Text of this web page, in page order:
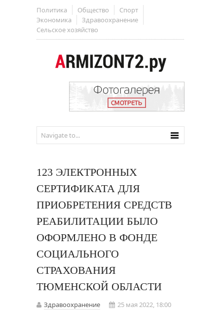
Политика Общество
Спорт
Экономика
Здравоохранение
Сельское хозяйство
123 ЭЛЕКТРОННЫХ
СЕРТИФИКАТА ДЛЯ
ПРИОБРЕТЕНИЯ СРЕДСТВ
РЕАБИЛИТАЦИИ БЫЛО
ОФОРМЛЕНО В ФОНДЕ
СОЦИАЛЬНОГО
СТРАХОВАНИЯ
ТЮМЕНСКОЙ ОБЛАСТИ
Здравоохранение
25 мая 2022, 18:00